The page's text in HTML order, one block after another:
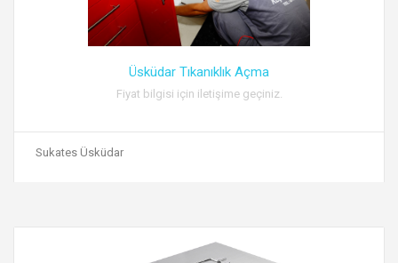
Üsküdar Tıkanıklık Açma
Fiyat bilgisi için iletişime geçiniz.
Sukates Üsküdar